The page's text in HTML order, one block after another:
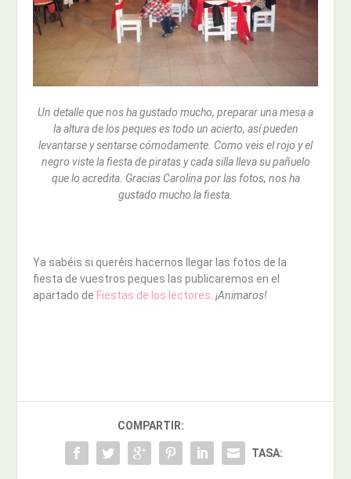
Un detalle que nos ha gustado mucho, preparar una mesa a
la altura de los peques es todo un acierto, así pueden
levantarse y sentarse cómodamente. Como veis el rojo y el
negro viste la fiesta de piratas y cada silla lleva su pañuelo
que lo acredita. Gracias Carolina por las fotos, nos ha
gustado mucho la fiesta.
Ya sabéis si queréis hacernos llegar las fotos de la
fiesta de vuestros peques las publicaremos en el
apartado de Fiestas de los lectores. ¡Animaros!
COMPARTIR:
TASA: